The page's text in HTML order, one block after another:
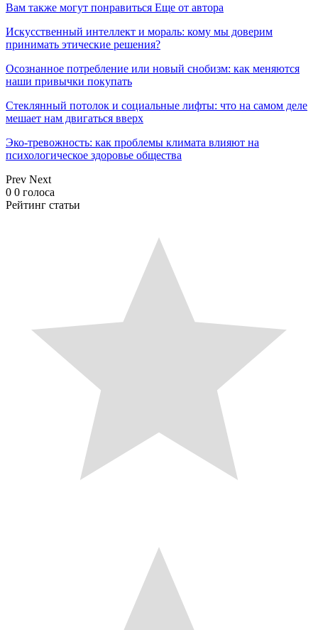
Вам также могут понравиться Еще от автора
Искусственный интеллект и мораль: кому мы доверим
принимать этические решения?
Осознанное потребление или новый снобизм: как меняются
наши привычки покупать
Стеклянный потолок и социальные лифты: что на самом деле
мешает нам двигаться вверх
Эко-тревожность: как проблемы климата влияют на
психологическое здоровье общества
Prev Next
0 0 голоса
Рейтинг статьи